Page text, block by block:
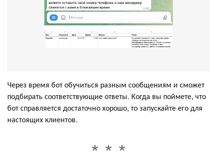
Через время бот обучиться разным сообщениям и сможет
подбирать соответствующие ответы. Когда вы поймете, что
бот справляется достаточно хорошо, то запускайте его для
настоящих клиентов.